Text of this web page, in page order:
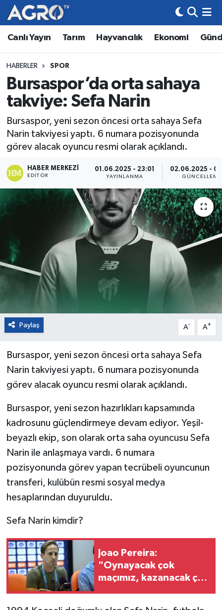
Canlı Yayın Tarım Hayvancılık Ekonomi
HABERLER SPOR
Bursaspor’da orta sahaya
takviye: Sefa Narin
Bursaspor, yeni sezon öncesi orta sahaya Sefa
Narin takviyesi yaptı. 6 numara pozisyonunda
görev alacak oyuncu resmi olarak açıklandı.
HABER MERKEZI
EDITÖR
01.06.2025 - 23:01
YAYINLANMA
02.06.2025 -
GÜNCELLEME
Paylaş A- A+
Bursaspor, yeni sezon öncesi orta sahaya Sefa
Narin takviyesi yaptı. 6 numara pozisyonunda
görev alacak oyuncu resmi olarak açıklandı.
Bursaspor, yeni sezon hazırlıkları kapsamında
kadrosunu güçlendirmeye devam ediyor. Yeşil-
beyazlı ekip, son olarak orta saha oyuncusu Sefa
Narin ile anlaşmaya vardı. 6 numara
pozisyonunda görev yapan tecrübeli oyuncunun
transferi, kulübün resmi sosyal medya
hesaplarından duyuruldu.
Sefa Narin kimdir?
Joao Pereira:
"Oynayacak çok
maçımız, kazanacak çok
Hava Durumu
Trafik Durumu
Süper Lig Puan Durumu ve Fikstür
Son Dakika Haberleri
Haber Arşivi